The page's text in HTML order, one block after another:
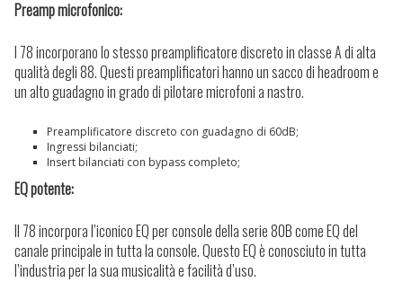
Preamp microfonico:
I 78 incorporano lo stesso preamplificatore discreto in classe A di alta
qualità degli 88. Questi preamplificatori hanno un sacco di headroom e
un alto guadagno in grado di pilotare microfoni a nastro.
Preamplificatore discreto con guadagno di 60dB;
Ingressi bilanciati;
Insert bilanciati con bypass completo;
EQ potente:
Il 78 incorpora l’iconico EQ per console della serie 80B come EQ del
canale principale in tutta la console. Questo EQ è conosciuto in tutta
l’industria per la sua musicalità e facilità d’uso.